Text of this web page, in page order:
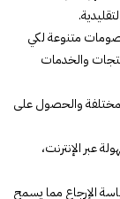
متنوعة لكي
والخدمات
والحصول على
عبر الإنترنت،
الإرجاع مما يسمح